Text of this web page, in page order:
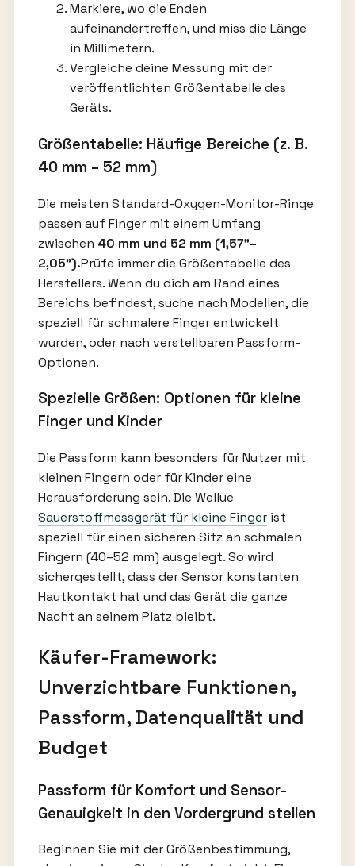
Markiere, wo die Enden
aufeinandertreffen, und miss die Länge
in Millimetern.
Vergleiche deine Messung mit der
veröffentlichten Größentabelle des
Geräts.
Größentabelle: Häufige Bereiche (z. B.
40 mm – 52 mm)
Die meisten Standard-Oxygen-Monitor-Ringe
passen auf Finger mit einem Umfang
zwischen 40 mm und 52 mm (1,57"–
2,05").Prüfe immer die Größentabelle des
Herstellers. Wenn du dich am Rand eines
Bereichs befindest, suche nach Modellen, die
speziell für schmalere Finger entwickelt
wurden, oder nach verstellbaren Passform-
Optionen.
Spezielle Größen: Optionen für kleine
Finger und Kinder
Die Passform kann besonders für Nutzer mit
kleinen Fingern oder für Kinder eine
Herausforderung sein. Die Wellue
Sauerstoffmessgerät für kleine Fingerist
speziell für einen sicheren Sitz an schmalen
Fingern (40–52 mm) ausgelegt. So wird
sichergestellt, dass der Sensor konstanten
Hautkontakt hat und das Gerät die ganze
Nacht an seinem Platz bleibt.
Käufer-Framework:
Unverzichtbare Funktionen,
Passform, Datenqualität und
Budget
Passform für Komfort und Sensor-
Genauigkeit in den Vordergrund stellen
Beginnen Sie mit der Größenbestimmung,